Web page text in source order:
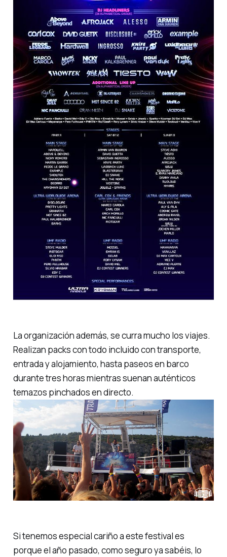
La organización además, se curra mucho los viajes.
Realizan packs con todo incluido con transporte,
entrada y alojamiento, hasta paseos en barco
durante tres horas mientras suenan auténticos
temazos pinchados en directo.
Si tenemos especial cariño a este festival es
porque el año pasado, como seguro ya sabéis, lo